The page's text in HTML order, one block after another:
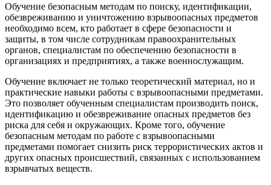
Обучение безопасным методам по поиску, идентификации,
обезвреживанию и уничтожению взрывоопасных предметов
необходимо всем, кто работает в сфере безопасности и
защиты, в том числе сотрудникам правоохранительных
органов, специалистам по обеспечению безопасности в
организациях и предприятиях, а также военнослужащим.
Обучение включает не только теоретический материал, но и
практические навыки работы с взрывоопасными предметами.
Это позволяет обученным специалистам производить поиск,
идентификацию и обезвреживание опасных предметов без
риска для себя и окружающих. Кроме того, обучение
безопасным методам по работе с взрывоопасными
предметами помогает снизить риск террористических актов и
других опасных происшествий, связанных с использованием
взрывчатых веществ.